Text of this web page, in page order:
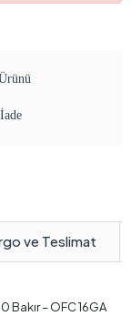
ve Teslimat
Bakır – OFC 16GA